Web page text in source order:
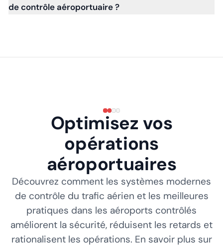
de contrôle aéroportuaire ?
Optimisez vos
opérations
aéroportuaires
Découvrez comment les systèmes modernes
de contrôle du trafic aérien et les meilleures
pratiques dans les aéroports contrôlés
améliorent la sécurité, réduisent les retards et
rationalisent les opérations. En savoir plus sur